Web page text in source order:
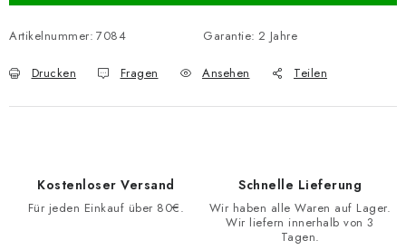
Artikelnummer: 7084 Garantie: 2 Jahre
Drucken Fragen Ansehen Teilen
Kostenloser Versand
Für jeden Einkauf über 80€.
Schnelle Lieferung
Wir haben alle Waren auf Lager.
Wir liefern innerhalb von 3
Tagen.